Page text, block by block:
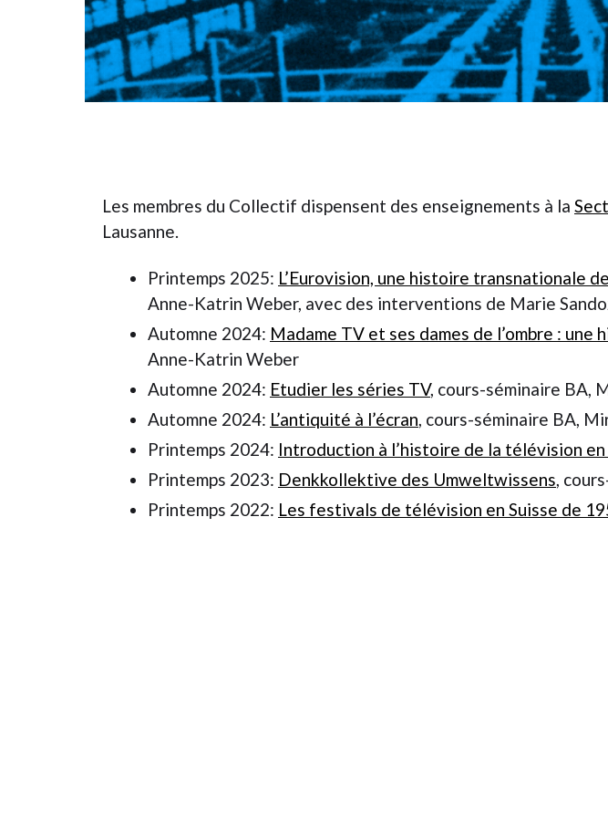
Les membres du Collectif dispensent des enseignements à la
Lausanne.
Printemps 2025: L’Eurovision, une histoire transnationale
Anne-Katrin Weber, avec des interventions de Marie
Automne 2024: Madame TV et ses dames de l’ombre : une
Anne-Katrin Weber
Automne 2024: Etudier les séries TV, cours-séminaire BA,
Automne 2024: L’antiquité à l’écran, cours-séminaire BA,
Printemps 2024: Introduction à l’histoire de la télévision en
Printemps 2023: Denkkollektive des Umweltwissens,
Printemps 2022: Les festivals de télévision en Suisse de